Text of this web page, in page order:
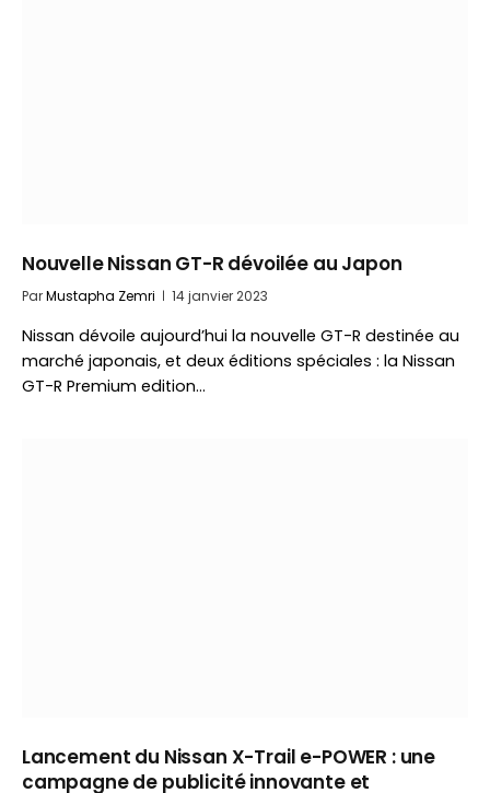
Nouvelle Nissan GT-R dévoilée au Japon
ParMustapha Zemri 14 janvier 2023
Nissan dévoile aujourd’hui la nouvelle GT-R destinée au
marché japonais, et deux éditions spéciales : la Nissan
GT-R Premium edition…
Lancement du Nissan X-Trail e-POWER : une
campagne de publicité innovante et